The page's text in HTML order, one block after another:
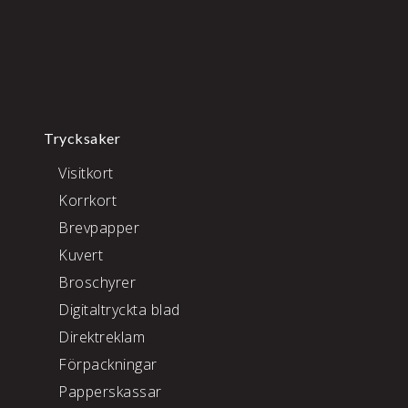
Trycksaker
Visitkort
Korrkort
Brevpapper
Kuvert
Broschyrer
Digitaltryckta blad
Direktreklam
Förpackningar
Papperskassar